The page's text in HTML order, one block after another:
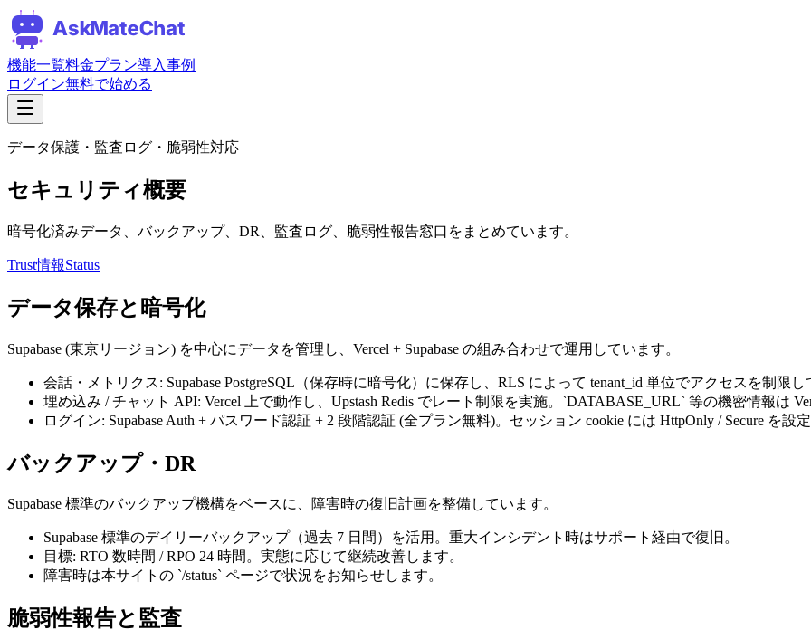
機能一覧料金プラン導入事例
ログイン無料で始める
データ保護・監査ログ・脆弱性対応
セキュリティ概要
暗号化済みデータ、バックアップ、DR、監査ログ、脆弱性報告窓口をまとめています。
Trust情報Status
データ保存と暗号化
Supabase (東京リージョン) を中心にデータを管理し、Vercel + Supabase の組み合わせで運用しています。
会話・メトリクス: Supabase PostgreSQL（保存時に暗号化）に保存し、RLS によって tenant_id 単位でアクセスを制限し
埋め込み / チャット API: Vercel 上で動作し、Upstash Redis でレート制限を実施。`DATABASE_URL` 等の機密情報は
ログイン: Supabase Auth + パスワード認証 + 2 段階認証 (全プラン無料)。セッション cookie には HttpOnly / Secure を設
バックアップ・DR
Supabase 標準のバックアップ機構をベースに、障害時の復旧計画を整備しています。
Supabase 標準のデイリーバックアップ（過去 7 日間）を活用。重大インシデント時はサポート経由で復旧。
目標: RTO 数時間 / RPO 24 時間。実態に応じて継続改善します。
障害時は本サイトの `/status` ページで状況をお知らせします。
脆弱性報告と監査